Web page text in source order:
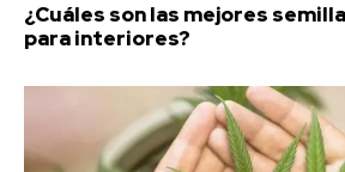
¿Cuáles son las mejores
para interiores?